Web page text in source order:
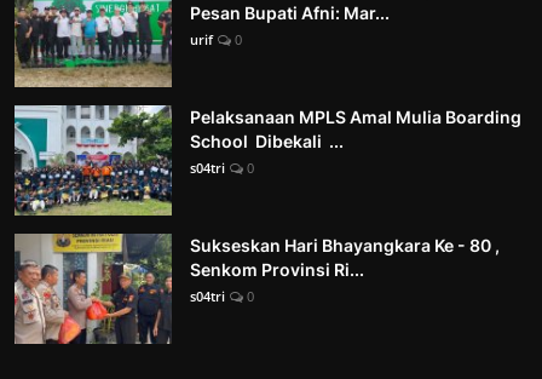
Pesan Bupati Afni: Mar...
urif 0
Pelaksanaan MPLS Amal Mulia Boarding
School Dibekali ...
s04tri 0
Sukseskan Hari Bhayangkara Ke - 80 ,
Senkom Provinsi Ri...
s04tri 0